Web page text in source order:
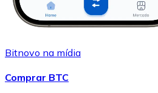
Bitnovo na mídia
Comprar BTC